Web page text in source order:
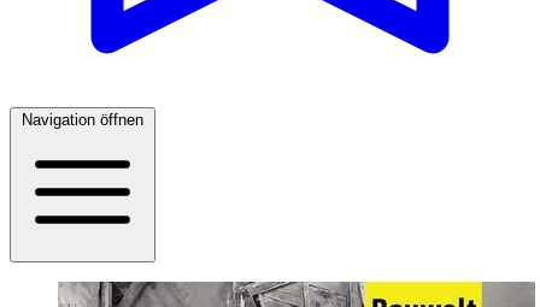
Navigation öffnen